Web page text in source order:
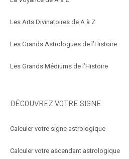
Les Arts Divinatoires de A à Z
Les Grands Astrologues de l’Histoire
Les Grands Médiums de l’Histoire
DÉCOUVREZ VOTRE SIGNE
Calculer votre signe astrologique
Calculer votre ascendant astrologique